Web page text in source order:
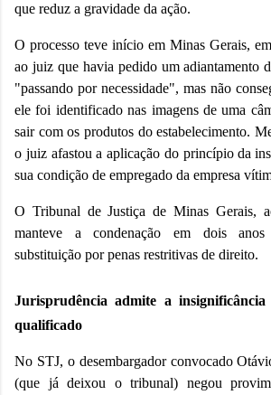
que reduz a gravidade da ação.
O processo teve início em Minas Gerais,
ao juiz que havia pedido um adiantamento
"passando por necessidade", mas não
ele foi identificado nas imagens de uma
sair com os produtos do estabelecimento.
o juiz afastou a aplicação do princípio da
sua condição de empregado da empresa
O Tribunal de Justiça de Minas Gerais,
manteve a condenação em dois
substituição por penas restritivas de direito.
Jurisprudência admite a
qualificado
No STJ, o desembargador convocado
(que já deixou o tribunal) negou